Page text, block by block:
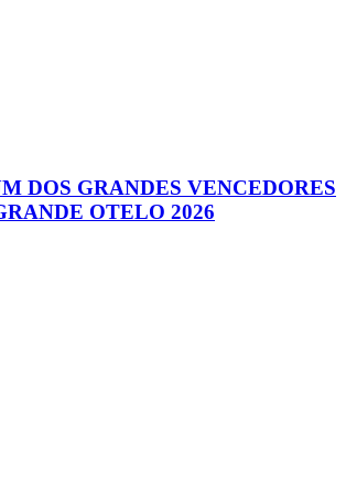
DOS GRANDES VENCEDORES
OTELO 2026